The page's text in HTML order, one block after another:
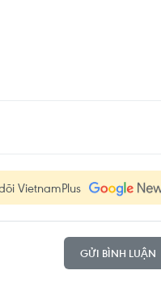
VietnamPlus
GỬI BÌNH LUẬN